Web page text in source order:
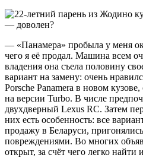
— «Панамера» пробыла у меня
чего я её продал. Машина всем
владения она съела половину
вариант на замену: очень
Porsche Panamera в новом
на версии Turbo. В числе
двухдверный Lexus RC. Затем
них есть особенность: все
продажу в Беларуси,
повреждениями. Во многих
открыт, за счёт чего легко